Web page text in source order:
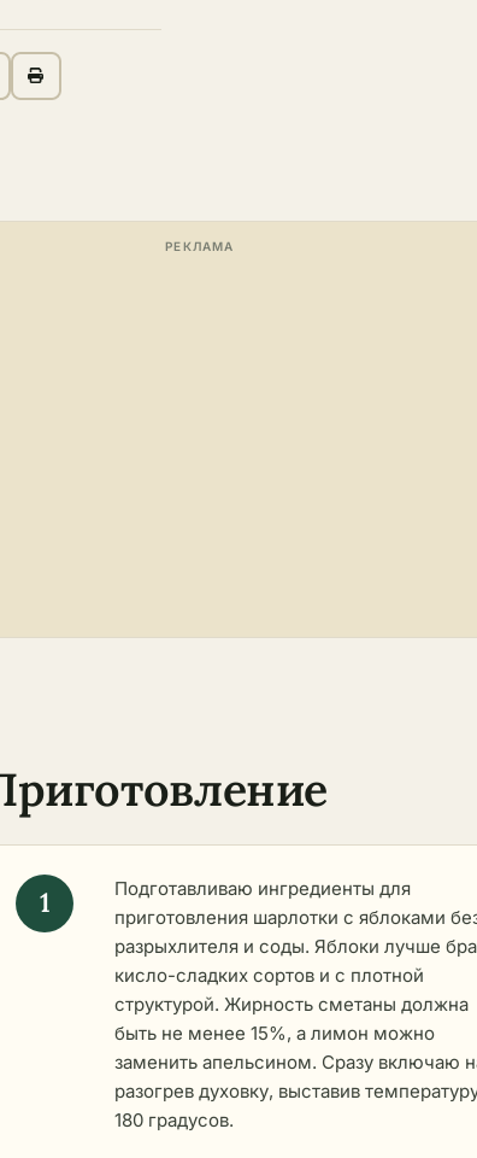
Подготавливаю ингредиенты для
приготовления шарлотки с яблоками
разрыхлителя и соды. Яблоки лучше
кисло-сладких сортов и с плотной
структурой. Жирность сметаны должна
быть не менее 15%, а лимон можно
заменить апельсином. Сразу включаю
разогрев духовку, выставив
180 градусов.